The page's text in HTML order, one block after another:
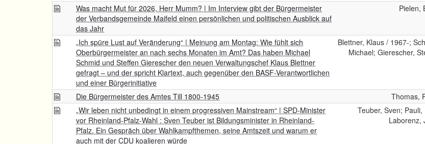
Was macht Mut für 2026, Herr Mumm? | Im Interview gibt der Bürgermeister
der Verbandsgemeinde Maifeld einen persönlichen und politischen Ausblick auf
das Jahr
Pielen,
„Ich spüre Lust auf Veränderung“ | Meinung am Montag: Wie fühlt sich
Oberbürgermeister an nach sechs Monaten im Amt? Das haben Michael
Schmid und Steffen Gierescher den neuen Verwaltungschef Klaus Blettner
gefragt – und der spricht Klartext, auch gegenüber den BASF-Verantwortlichen
und einer Bürgerinitiative
Blettner, Klaus / 1967-;
Michael; Gierescher,
Die Bürgermeister des Amtes Till 1800-1945 Thomas,
„Wir leben nicht unbedingt in einem progressiven Mainstream“ | SPD-Minister
vor Rheinland-Pfalz-Wahl : Sven Teuber ist Bildungsminister in Rheinland-
Pfalz. Ein Gespräch über Wahlkampfthemen, seine Amtszeit und warum er
auch mit der CDU koalieren würde
Teuber, Sven; Pauli,
Laborenz,